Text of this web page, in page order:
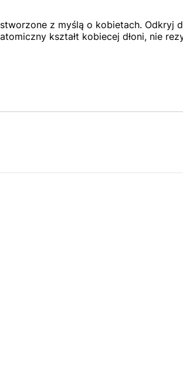
z myślą o kobietach. Odkryj
kształt kobiecej dłoni, nie